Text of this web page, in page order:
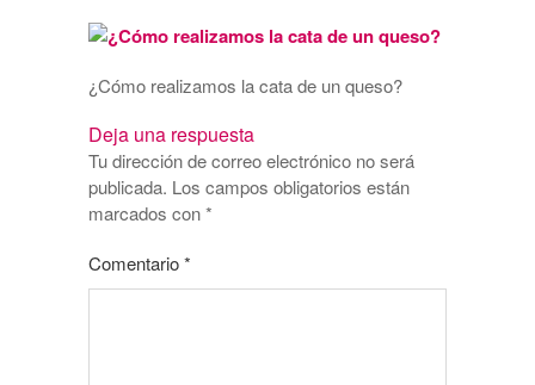
¿Cómo realizamos la cata de un queso?
Deja una respuesta
Tu dirección de correo electrónico no será
publicada. Los campos obligatorios están
marcados con*
Comentario*